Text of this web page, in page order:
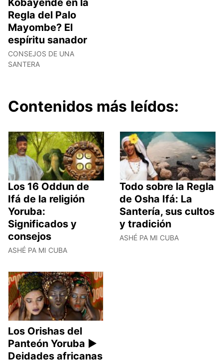
Kobayende en la
Regla del Palo
Mayombe? El
espíritu sanador
CONSEJOS DE UNA
SANTERA
Contenidos más leídos:
Los 16 Oddun de
Ifá de la religión
Yoruba:
Significados y
consejos
ASHÉ PA MI CUBA
Todo sobre la Regla
de Osha Ifá: La
Santería, sus cultos
y tradición
ASHÉ PA MI CUBA
Los Orishas del
Panteón Yoruba ►
Deidades africanas